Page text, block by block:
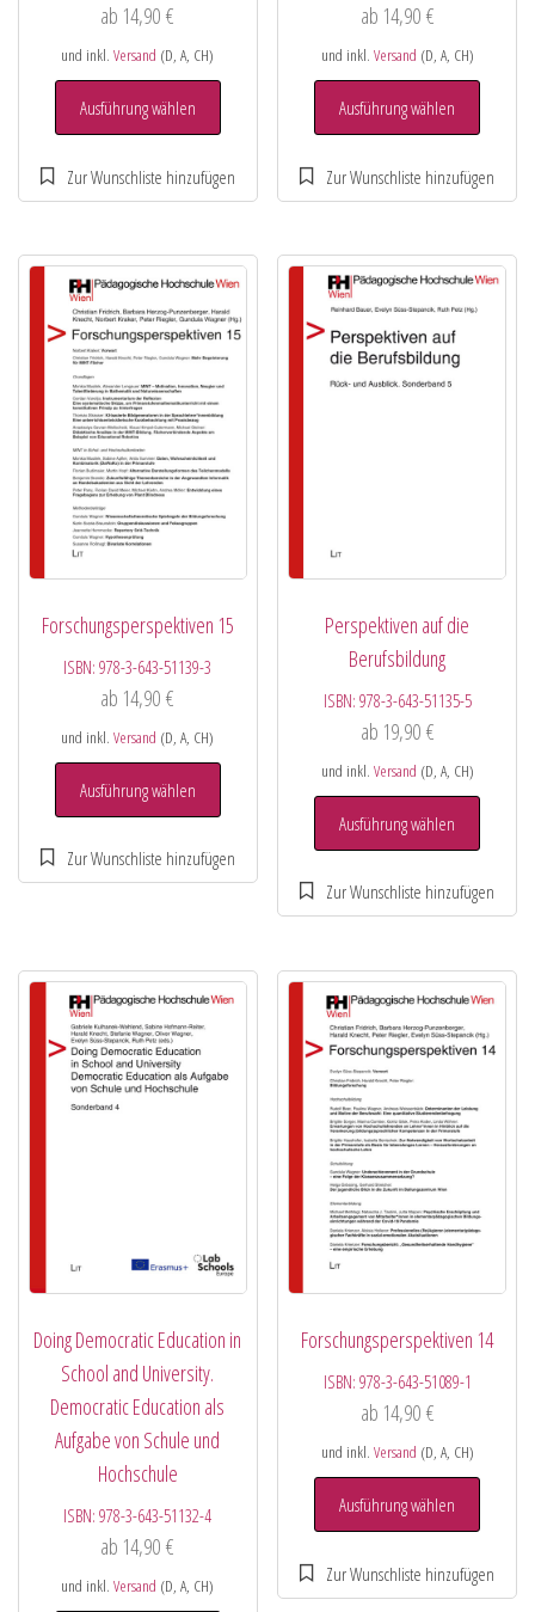
ab 14,90€
und inkl.Versand (D, A, CH)
Ausführung wählen
ab 14,90 €
und inkl. Versand (D, A, CH)
Ausführung wählen
Forschungsperspektiven 15
ISBN:978-3-643-51139-3
ab 14,90€
und inkl.Versand (D, A, CH)
Ausführung wählen
Perspektiven auf die
Berufsbildung
ISBN: 978-3-643-51135-5
ab 19,90 €
und inkl. Versand (D, A, CH)
Ausführung wählen
Doing Democratic Education in
School and University.
Democratic Education als
Aufgabe von Schule und
Hochschule
ISBN:978-3-643-51132-4
ab 14,90€
und inkl.Versand (D, A, CH)
Forschungsperspektiven 14
ISBN: 978-3-643-51089-1
ab 14,90 €
und inkl. Versand (D, A, CH)
Ausführung wählen